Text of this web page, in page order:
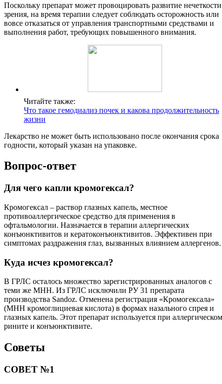
Поскольку препарат может провоцировать развитие нечеткости
зрения, на время терапии следует соблюдать осторожность или
вовсе отказаться от управления транспортными средствами и
выполнения работ, требующих повышенного внимания.
Читайте также:
Что такое гемодиализ почек и какова продолжительность
жизни
Лекарство не может быть использовано после окончания срока
годности, который указан на упаковке.
Вопрос-ответ
Для чего капли кромогексал?
Кромогексал – раствор глазных капель, местное
противоаллергическое средство для применения в
офтальмологии. Назначается в терапии аллергических
конъюнктивитов и кератоконъюнктивитов. Эффективен при
симптомах раздражения глаз, вызванных влиянием аллергенов.
Куда исчез кромогексал?
В ГРЛС осталось множество зарегистрированных аналогов с
теми же МНН. Из ГРЛС исключили РУ 31 препарата
производства Sandoz. Отменена регистрация «Кромогексала»
(МНН кромоглициевая кислота) в формах назального спрея и
глазных капель. Этот препарат используется при аллергическом
рините и конъюнктивите.
Советы
СОВЕТ №1